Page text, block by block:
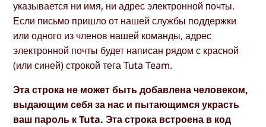
указывается ни имя, ни адрес электронной почты.
Если письмо пришло от нашей службы поддержки
или одного из членов нашей команды, адрес
электронной почты будет написан рядом с красной
(или синей) строкой тега Tuta Team.
Эта строка не может быть добавлена человеком,
выдающим себя за нас и пытающимся украсть
ваш пароль к Tuta. Эта строка встроена в код